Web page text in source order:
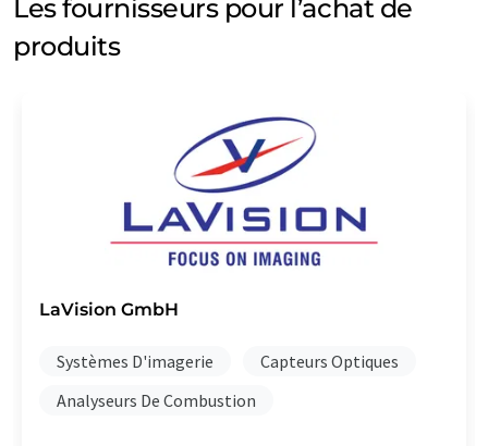
Les fournisseurs pour l’achat de
produits
LaVision GmbH
Systèmes D'imagerie
Capteurs Optiques
Analyseurs De Combustion